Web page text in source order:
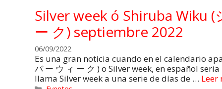
Silver week ó Shiruba Wiku (
ー ク) septiembre 2022
06/09/2022
Es una gran noticia cuando en el calendario
バ ー ウ ィ ー ク ) o Silver week, en español
llama Silver week a una serie de días de … Leer